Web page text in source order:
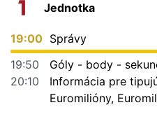
Jednotka
19:00 Správy
19:50
Góly - body -
20:10
Informácia pre
Euromilióny,